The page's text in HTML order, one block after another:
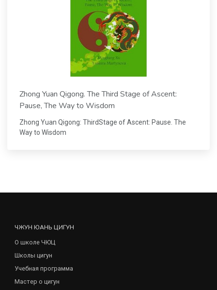
Zhong Yuan Qigong. The Third Stage of Ascent:
Pause, The Way to Wisdom
Zhong Yuan Qigong: ThirdStage of Ascent: Pause. The
Way to Wisdom
ЧЖУН ЮАНЬ ЦИГУН
О школе ЧЮЦ
Школы цигун
Учебная программа
Мастер о цигун